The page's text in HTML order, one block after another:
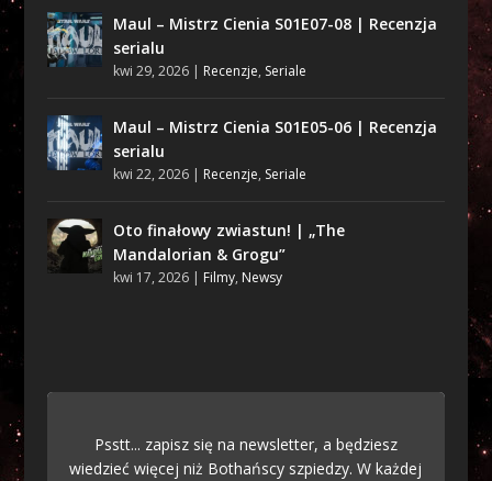
Maul – Mistrz Cienia S01E07-08 | Recenzja
serialu
kwi 29, 2026| Recenzje, Seriale
Maul – Mistrz Cienia S01E05-06 | Recenzja
serialu
kwi 22, 2026| Recenzje, Seriale
Oto finałowy zwiastun! | „The
Mandalorian & Grogu”
kwi 17, 2026| Filmy, Newsy
Psstt... zapisz się na newsletter, a będziesz
wiedzieć więcej niż Bothańscy szpiedzy. W każdej